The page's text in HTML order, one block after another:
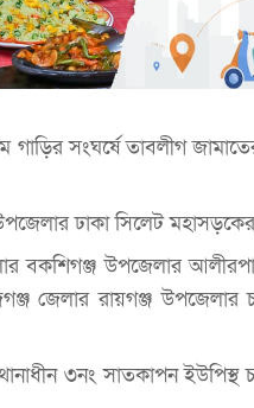
গাড়ির সংঘর্ষে তাবলীগ
ঢাকা সিলেট
বকশিগঞ্জ উপজেলার
জেলার রায়গঞ্জ উপজেলার
৩নং সাতকাপন